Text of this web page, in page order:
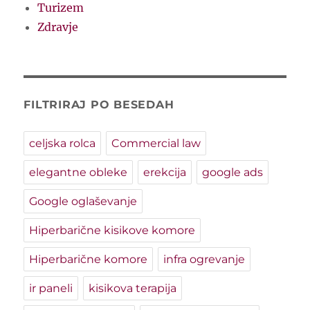
Turizem
Zdravje
FILTRIRAJ PO BESEDAH
celjska rolca Commercial law
elegantne obleke erekcija google ads
Google oglaševanje
Hiperbarične kisikove komore
Hiperbarične komore infra ogrevanje
ir paneli kisikova terapija